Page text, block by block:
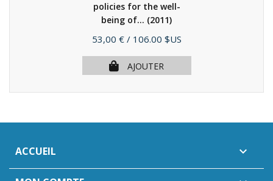
policies for the well-
being of... (2011)
Prix
53,00 € / 106.00 $US
AJOUTER
ACCUEIL 